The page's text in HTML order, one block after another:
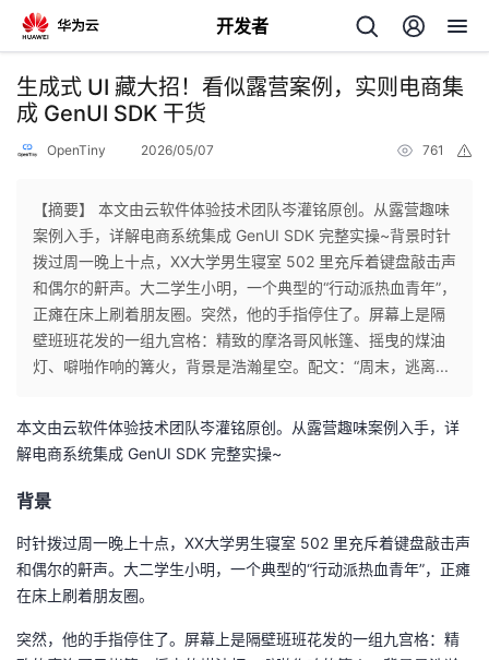
开发者
返
回
个
人
主
页
我
的
开
我
的
我
生成式 UI 藏大招！看似露营案例，实则电商集
成 GenUI SDK 干货
OpenTiny 2026/05/07 761
【摘要】 本文由云软件体验技术团队岑灌铭原创。从露营趣味
案例入手，详解电商系统集成 GenUI SDK 完整实操~背景时针
拨过周一晚上十点，XX大学男生寝室 502 里充斥着键盘敲击声
和偶尔的鼾声。大二学生小明，一个典型的“行动派热血青年”，
正瘫在床上刷着朋友圈。突然，他的手指停住了。屏幕上是隔
壁班班花发的一组九宫格：精致的摩洛哥风帐篷、摇曳的煤油
灯、噼啪作响的篝火，背景是浩瀚星空。配文：“周末，逃离...
本文由云软件体验技术团队岑灌铭原创。从露营趣味案例入手，详
解电商系统集成 GenUI SDK 完整实操~
背景
时针拨过周一晚上十点，XX大学男生寝室 502 里充斥着键盘敲击声
和偶尔的鼾声。大二学生小明，一个典型的“行动派热血青年”，正瘫
在床上刷着朋友圈。
突然，他的手指停住了。屏幕上是隔壁班班花发的一组九宫格：精